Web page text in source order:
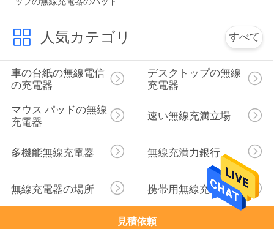
人気カテゴリ すべて
車の台紙の無線電信
の充電器
デスクトップの無線
充電器
マウス パッドの無線
充電器
速い無線充満立場
多機能無線充電器 無線充満力銀行
無線充電器の場所 携帯用無線充電器
見積依頼